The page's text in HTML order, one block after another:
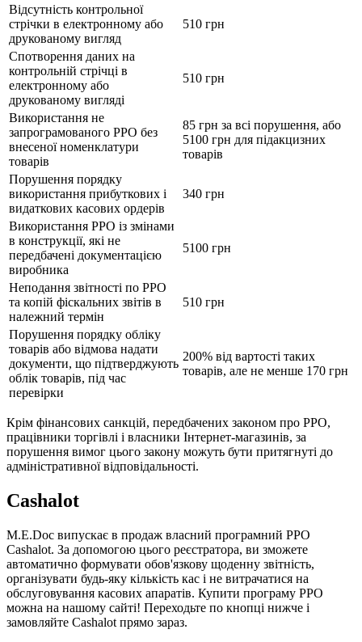
Відсутність контрольної
стрічки в електронному або
друкованому вигляд
510 грн
Спотворення даних на
контрольній стрічці в
електронному або
друкованому вигляді
510 грн
Використання не
запрограмованого РРО без
внесеної номенклатури
товарів
85 грн за всі порушення, або
5100 грн для підакцизних
товарів
Порушення порядку
використання прибуткових і
видаткових касових ордерів
340 грн
Використання РРО із змінами
в конструкції, які не
передбачені документацією
виробника
5100 грн
Неподання звітності по РРО
та копій фіскальних звітів в
належний термін
510 грн
Порушення порядку обліку
товарів або відмова надати
документи, що підтверджують
облік товарів, під час
перевірки
200% від вартості таких
товарів, але не менше 170 грн
Крім фінансових санкцій, передбачених законом про РРО,
працівники торгівлі і власники Інтернет-магазинів, за
порушення вимог цього закону можуть бути притягнуті до
адміністративної відповідальності.
Cashalot
M.E.Doc випускає в продаж власний програмний РРО
Cashalot. За допомогою цього реєстратора, ви зможете
автоматично формувати обов'язкову щоденну звітність,
організувати будь-яку кількість кас і не витрачатися на
обслуговування касових апаратів. Купити програму РРО
можна на нашому сайті! Переходьте по кнопці нижче і
замовляйте Cashalot прямо зараз.